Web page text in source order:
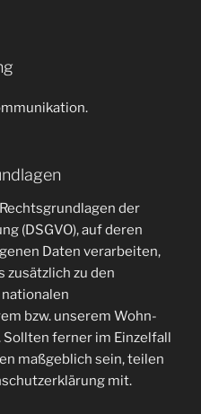
der
(DSGVO), auf deren
Daten verarbeiten,
zusätzlich zu den
nationalen
bzw. unserem Wohn-
ferner im Einzelfall
maßgeblich sein, teilen
mit.